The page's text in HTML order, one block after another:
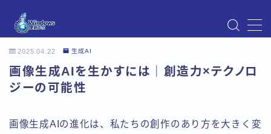
Instagram
Windows Updateの不具合・エラー対処法まとめ
【Windows11対応】
お問い合わせ
2025.04.22 生成AI
画像生成AIを生かすには｜創造力×テクノロ
ジーの可能性
画像生成AIの進化は、私たちの創作のあり方を大きく変